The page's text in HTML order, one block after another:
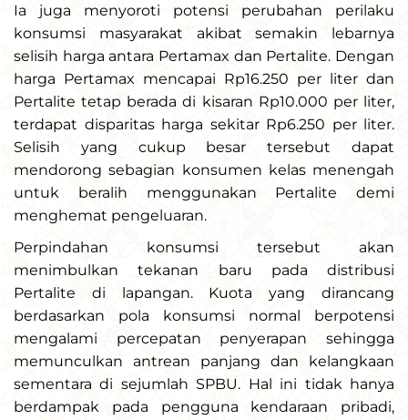
Ia juga menyoroti potensi perubahan perilaku
konsumsi masyarakat akibat semakin lebarnya
selisih harga antara Pertamax dan Pertalite. Dengan
harga Pertamax mencapai Rp16.250 per liter dan
Pertalite tetap berada di kisaran Rp10.000 per liter,
terdapat disparitas harga sekitar Rp6.250 per liter.
Selisih yang cukup besar tersebut dapat
mendorong sebagian konsumen kelas menengah
untuk beralih menggunakan Pertalite demi
menghemat pengeluaran.
Perpindahan konsumsi tersebut akan
menimbulkan tekanan baru pada distribusi
Pertalite di lapangan. Kuota yang dirancang
berdasarkan pola konsumsi normal berpotensi
mengalami percepatan penyerapan sehingga
memunculkan antrean panjang dan kelangkaan
sementara di sejumlah SPBU. Hal ini tidak hanya
berdampak pada pengguna kendaraan pribadi,